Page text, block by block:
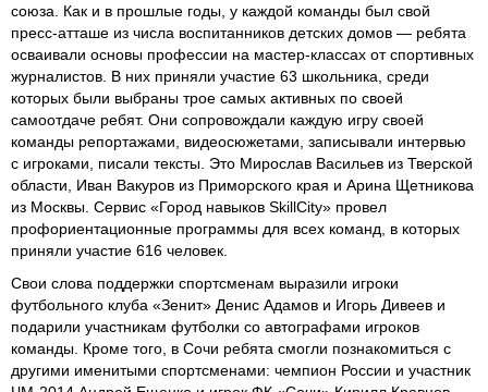
союза. Как и в прошлые годы, у каждой команды был свой
пресс-атташе из числа воспитанников детских домов — ребята
осваивали основы профессии на мастер-классах от спортивных
журналистов. В них приняли участие 63 школьника, среди
которых были выбраны трое самых активных по своей
самоотдаче ребят. Они сопровождали каждую игру своей
команды репортажами, видеосюжетами, записывали интервью
с игроками, писали тексты. Это Мирослав Васильев из Тверской
области, Иван Вакуров из Приморского края и Арина Щетникова
из Москвы. Сервис «Город навыков SkillCity» провел
профориентационные программы для всех команд, в которых
приняли участие 616 человек.
Свои слова поддержки спортсменам выразили игроки
футбольного клуба «Зенит» Денис Адамов и Игорь Дивеев и
подарили участникам футболки со автографами игроков
команды. Кроме того, в Сочи ребята смогли познакомиться с
другими именитыми спортсменами: чемпион России и участник